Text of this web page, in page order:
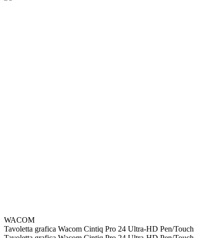
WACOM
Tavoletta grafica Wacom Cintiq Pro 24 Ultra-HD Pen/Touch